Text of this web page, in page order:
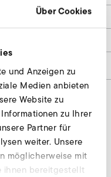
Über Cookies
und Anzeigen zu
Medien anbieten
Website zu
zu Ihrer
Partner für
weiter. Unsere
möglicherweise mit
ihnen bereitgestellt
5,5
Bedarf. Unsere
Verfügung.